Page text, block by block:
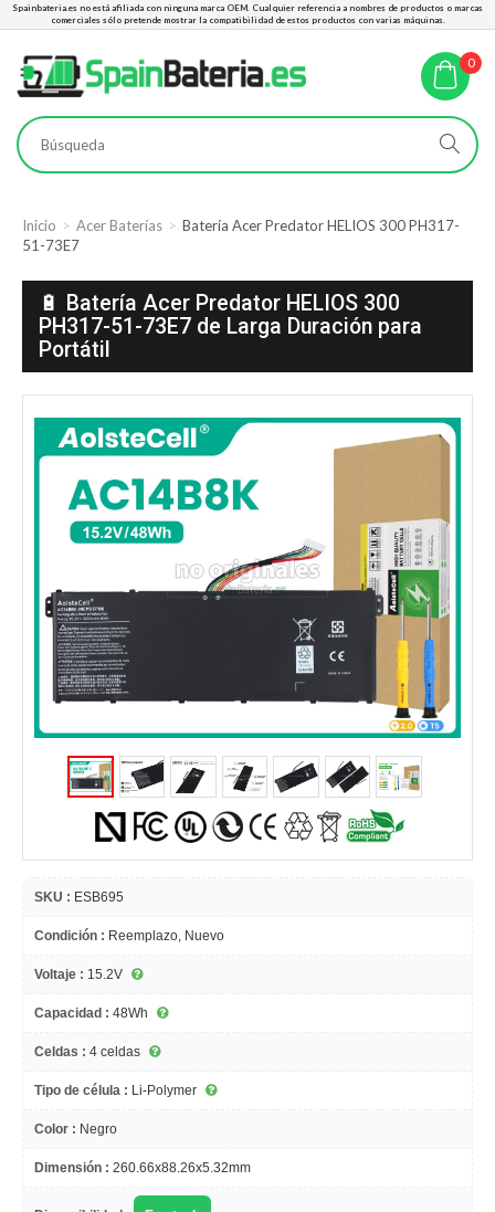
Spainbateria.es no está afiliada con ninguna marca OEM. Cualquier referencia a nombres de productos o marcas
comerciales sólo pretende mostrar la compatibilidad de estos productos con varias máquinas.
0
Inicio Acer Baterías
Batería Acer Predator HELIOS 300 PH317-
51-73E7
🔋 Batería Acer Predator HELIOS 300
PH317-51-73E7 de Larga Duración para
Portátil
SKU : ESB695
Condición : Reemplazo, Nuevo
Voltaje : 15.2V
Capacidad : 48Wh
Celdas : 4 celdas
Tipo de célula : Li-Polymer
Color : Negro
Dimensión : 260.66x88.26x5.32mm